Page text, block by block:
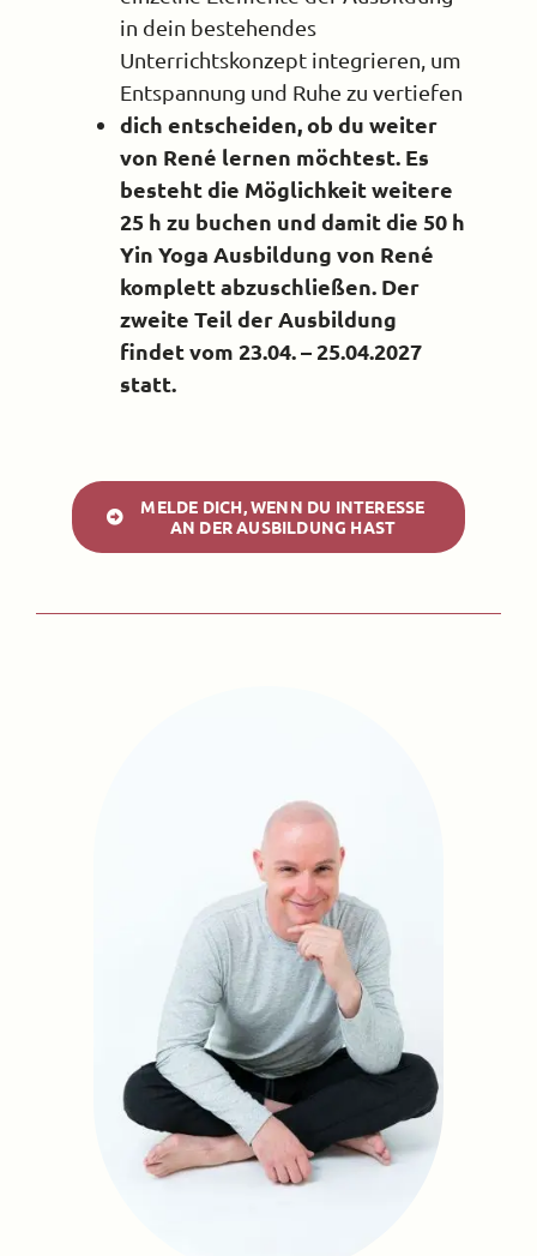
in dein bestehendes
Unterrichtskonzept integrieren, um
Entspannung und Ruhe zu vertiefen
dich entscheiden, ob du weiter
von René lernen möchtest. Es
besteht die Möglichkeit weitere
25 h zu buchen und damit die 50 h
Yin Yoga Ausbildung von René
komplett abzuschließen. Der
zweite Teil der Ausbildung
findet vom 23.04. – 25.04.2027
statt.
MELDE DICH, WENN DU INTERESSE
AN DER AUSBILDUNG HAST